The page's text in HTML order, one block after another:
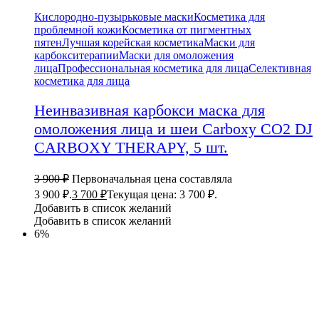
Кислородно-пузырьковые маскиКосметика для
проблемной кожиКосметика от пигментных
пятенЛучшая корейская косметикаМаски для
карбокситерапииМаски для омоложения
лицаПрофессиональная косметика для лицаСелективная
косметика для лица
Неинвазивная карбокси маска для
омоложения лица и шеи Carboxy CO2 DJ
CARBOXY THERAPY, 5 шт.
3 900₽ Первоначальная цена составляла
3 900 ₽.3 700 ₽Текущая цена: 3 700 ₽.
Добавить в список желаний
Добавить в список желаний
6%